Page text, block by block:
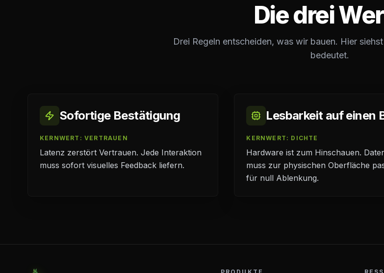
Die drei
Drei Regeln entscheiden, was wir bauen. Hier
bedeutet.
Sofortige Bestätigung
KERNWERT: VERTRAUEN
Latenz zerstört Vertrauen. Jede Interaktion
muss sofort visuelles Feedback liefern.
Lesbarkeit auf einen
KERNWERT: DICHTE
Hardware ist zum Hinschauen.
muss zur physischen Oberfläche
für null Ablenkung.